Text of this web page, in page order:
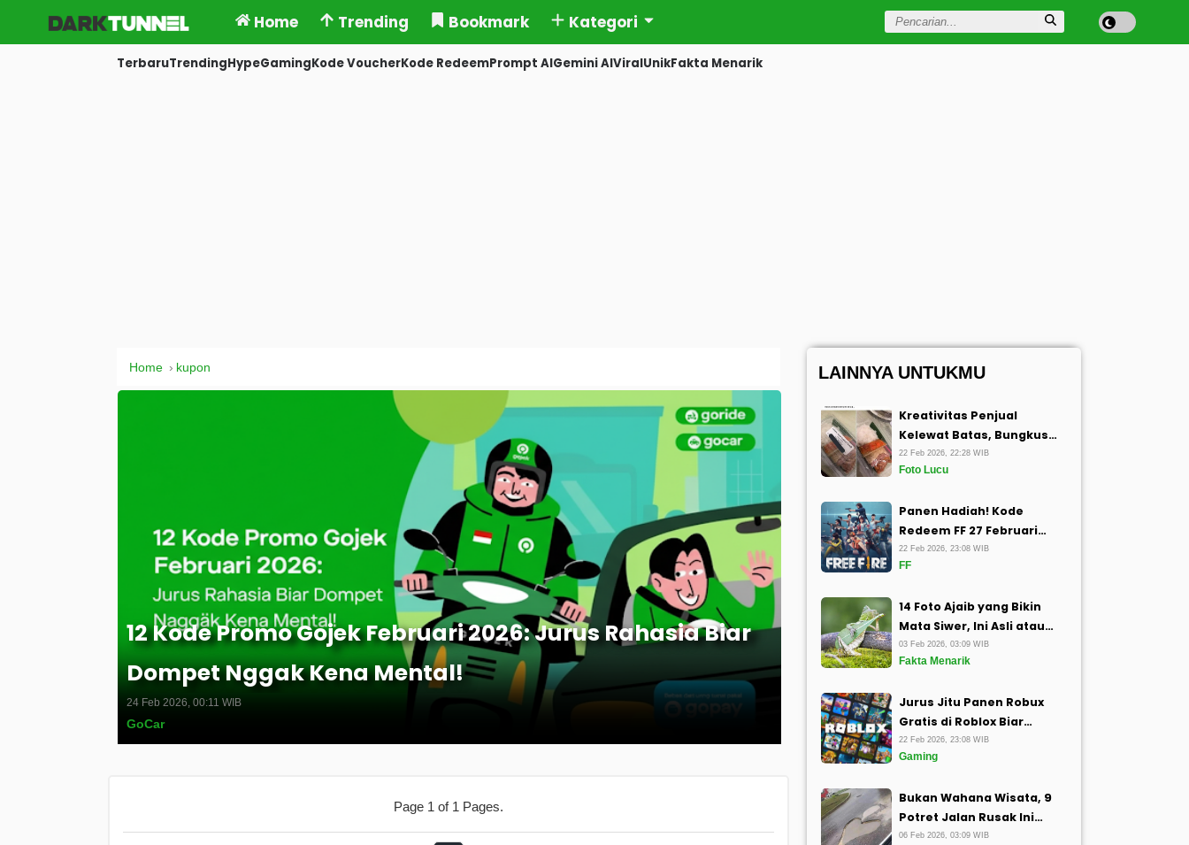
Home Trending Bookmark Kategori
TerbaruTrendingHypeGamingKode VoucherKode RedeemPrompt AIGemini AIViralUnikFakta Menarik
Home kupon
12 Kode Promo Gojek Februari 2026: Jurus Rahasia Biar
Dompet Nggak Kena Mental!
24 Feb 2026, 00:11 WIB
GoCar
Page 1 of 1 Pages.
LAINNYA UNTUKMU
Kreativitas Penjual
Kelewat Batas, Bungkus
Makanan Ini Bikin Bingung
22 Feb 2026, 22:28 WIB
Foto Lucu
Panen Hadiah! Kode
Redeem FF 27 Februari
2026: Angkut Romance
Bundle dan Diamond
22 Feb 2026, 23:08 WIB
FF
14 Foto Ajaib yang Bikin
Mata Siwer, Ini Asli atau
Cuma Editan Sih?
03 Feb 2026, 03:09 WIB
Fakta Menarik
Jurus Jitu Panen Robux
Gratis di Roblox Biar
Avatar Makin Kece
22 Feb 2026, 23:08 WIB
Gaming
Bukan Wahana Wisata, 9
Potret Jalan Rusak Ini
Sukses Melatih Kesabaran
06 Feb 2026, 03:09 WIB